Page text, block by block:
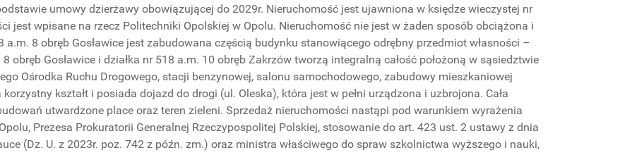
umowy dzierżawy obowiązującej do 2029r. Nieruchomość jest ujawniona w księdze wieczystej nr
jest wpisane na rzecz Politechniki Opolskiej w Opolu. Nieruchomość nie jest w żaden sposób obciążona i
8 obręb Gosławice jest zabudowana częścią budynku stanowiącego odrębny przedmiot własności –
obręb Gosławice i działka nr 518 a.m. 10 obręb Zakrzów tworzą integralną całość położoną w sąsiedztwie
Ośrodka Ruchu Drogowego, stacji benzynowej, salonu samochodowego, zabudowy mieszkaniowej
kształt i posiada dojazd do drogi (ul. Oleska), która jest w pełni urządzona i uzbrojona. Cała
utwardzone place oraz teren zieleni. Sprzedaż nieruchomości nastąpi pod warunkiem wyrażenia
Prezesa Prokuratorii Generalnej Rzeczypospolitej Polskiej, stosowanie do art. 423 ust. 2 ustawy z dnia
(Dz. U. z 2023r. poz. 742 z późn. zm.) oraz ministra właściwego do spraw szkolnictwa wyższego i nauki,